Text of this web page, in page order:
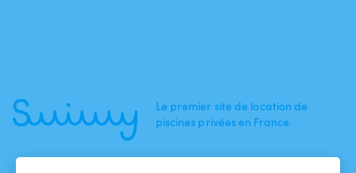
Le premier site de location de
piscines privées en France.